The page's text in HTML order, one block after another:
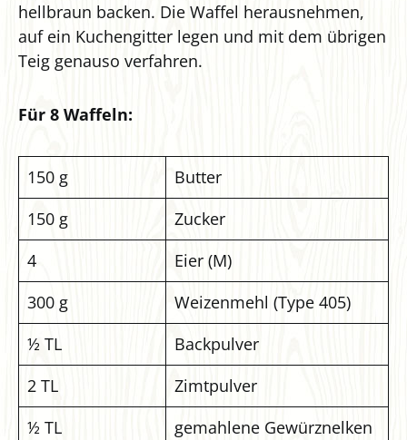
hellbraun backen. Die Waffel herausnehmen,
auf ein Kuchengitter legen und mit dem übrigen
Teig genauso verfahren.
Für 8 Waffeln:
150 g
Butter
150 g
Zucker
4
Eier (M)
300 g
Weizenmehl (Type 405)
½ TL
Backpulver
2 TL
Zimtpulver
½ TL
gemahlene Gewürznelken